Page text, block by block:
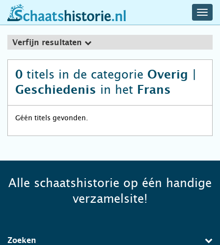
schaatshistorie.nl
Verfijn resultaten
0 titels in de categorie Overig |
Geschiedenis in het Frans
Géén titels gevonden.
Alle schaatshistorie op één handige
verzamelsite!
Zoeken